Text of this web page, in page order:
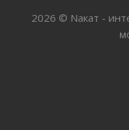
2026 © Nакат -